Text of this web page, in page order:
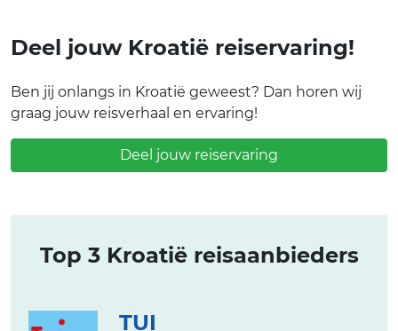
Deel jouw Kroatië reiservaring!
Ben jij onlangs in Kroatië geweest? Dan horen wij
graag jouw reisverhaal en ervaring!
Deel jouw reiservaring
Top 3 Kroatië reisaanbieders
TUI